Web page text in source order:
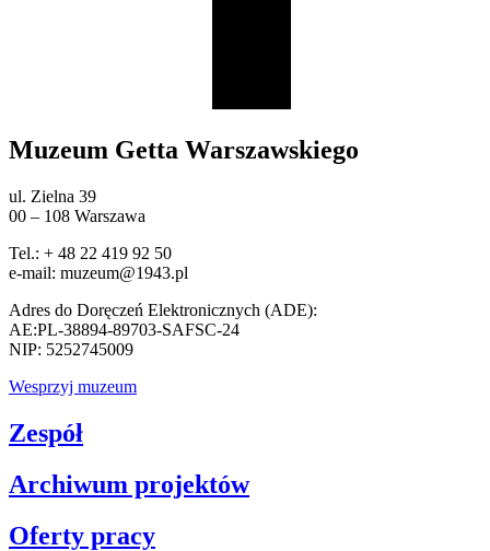
Muzeum Getta Warszawskiego
ul. Zielna 39
00 – 108 Warszawa
Tel.: + 48 22 419 92 50
e-mail: muzeum@1943.pl
Adres do Doręczeń Elektronicznych (ADE):
AE:PL-38894-89703-SAFSC-24
NIP: 5252745009
Wesprzyj muzeum
Zespół
Archiwum projektów
Oferty pracy